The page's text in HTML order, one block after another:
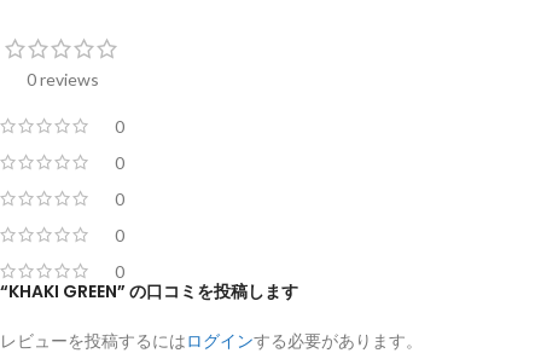
0 reviews
0
0
0
0
0
“KHAKI GREEN” の口コミを投稿します
レビューを投稿するにはログインする必要があります。